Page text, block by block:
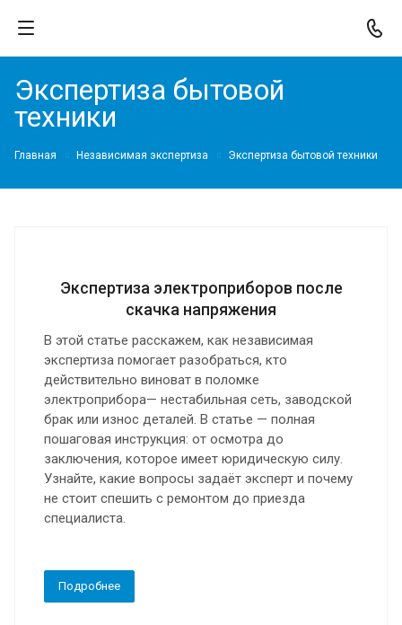
Экспертиза бытовой
техники
Главная Независимая экспертиза Экспертиза бытовой техники
Экспертиза электроприборов после
скачка напряжения
В этой статье расскажем, как независимая
экспертиза помогает разобраться, кто
действительно виноват в поломке
электроприбора— нестабильная сеть, заводской
брак или износ деталей. В статье — полная
пошаговая инструкция: от осмотра до
заключения, которое имеет юридическую силу.
Узнайте, какие вопросы задаёт эксперт и почему
не стоит спешить с ремонтом до приезда
специалиста.
Подробнее